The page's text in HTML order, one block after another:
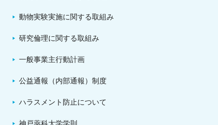
動物実験実施に関する取組み
研究倫理に関する取組み
一般事業主行動計画
公益通報（内部通報）制度
ハラスメント防止について
神戸薬科大学学則